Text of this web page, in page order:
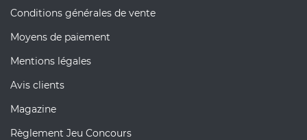
Conditions générales de vente
Moyens de paiement
Mentions légales
Avis clients
Magazine
Règlement Jeu Concours